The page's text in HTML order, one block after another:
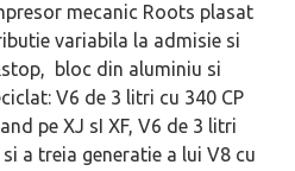
mecanic Roots plasat
variabila la admisie si
bloc din aluminiu si
V6 de 3 litri cu 340 CP
pe XJ sI XF, V6 de 3 litri
a treia generatie a lui V8 cu